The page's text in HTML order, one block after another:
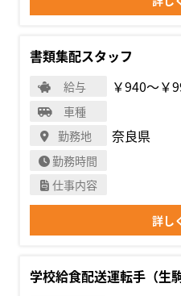
書類集配スタッフ
給与 ￥940〜￥
車種
勤務地
奈良県
勤務時間
仕事内容
詳し
学校給食配送運転手（生